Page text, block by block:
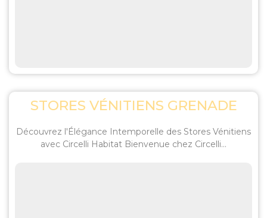
STORES VÉNITIENS GRENADE
Découvrez l'Élégance Intemporelle des Stores Vénitiens
avec Circelli Habitat Bienvenue chez Circelli...